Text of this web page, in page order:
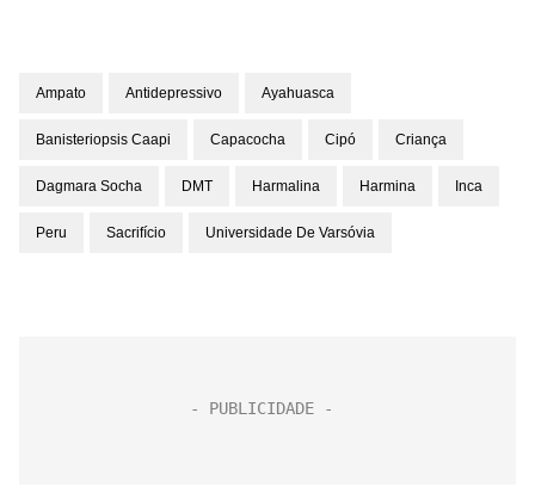
Ampato Antidepressivo Ayahuasca
Banisteriopsis Caapi Capacocha Cipó Criança
Dagmara Socha DMT Harmalina Harmina Inca
Peru Sacrifício Universidade De Varsóvia